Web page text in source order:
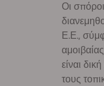
Οι
Ε.Ε.,
είναι
τους